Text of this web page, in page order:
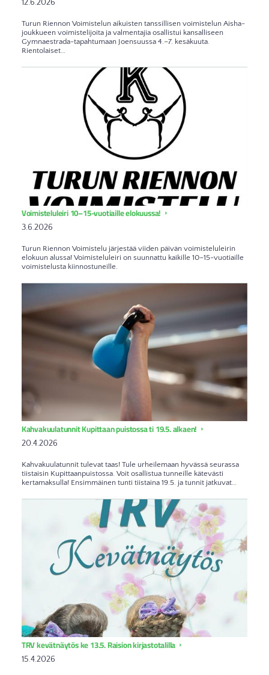
12.6.2026
Turun Riennon Voimistelun aikuisten tanssillisen voimistelun Aisha-
joukkueen voimistelijoita ja valmentajia osallistui kansalliseen
Gymnaestrada-tapahtumaan Joensuussa 4.–7. kesäkuuta.
Rientolaiset…
Voimisteluleiri 10–15-vuotiaille elokuussa!
3.6.2026
Turun Riennon Voimistelu järjestää viiden päivän voimisteluleirin
elokuun alussa! Voimisteluleiri on suunnattu kaikille 10–15-vuotiaille
voimistelusta kiinnostuneille.
Kahvakuulatunnit Kupittaan puistossa ti 19.5. alkaen!
20.4.2026
Kahvakuulatunnit tulevat taas! Tule urheilemaan hyvässä seurassa
tiistaisin Kupittaanpuistossa. Voit osallistua tunneille kätevästi
kertamaksulla! Ensimmäinen tunti tiistaina 19.5. ja tunnit jatkuvat…
TRV kevätnäytös ke 13.5. Raision kirjastotalilla
15.4.2026